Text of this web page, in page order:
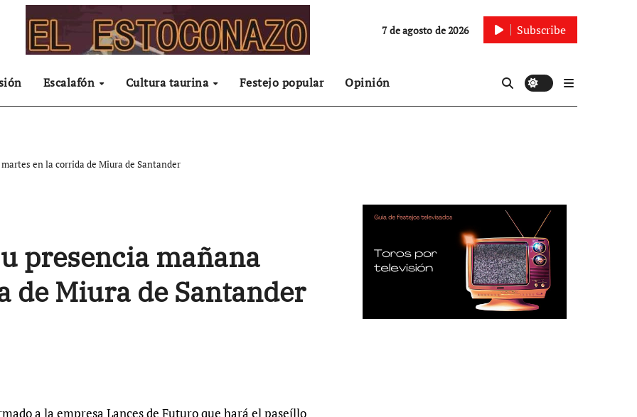
7 de agosto de 2026 Subscribe
Escalafón Cultura taurina Festejo popular Opinión
en la corrida de Miura de Santander
presencia mañana
de Miura de Santander
a la empresa Lances de Futuro que hará el paseíllo